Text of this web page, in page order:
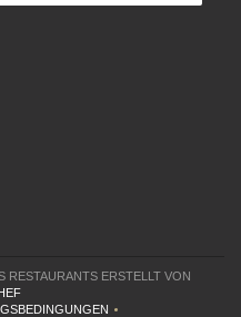
Fenster))
ERSTELLT VON
((ÖFFNET EIN NEUES FENSTER))